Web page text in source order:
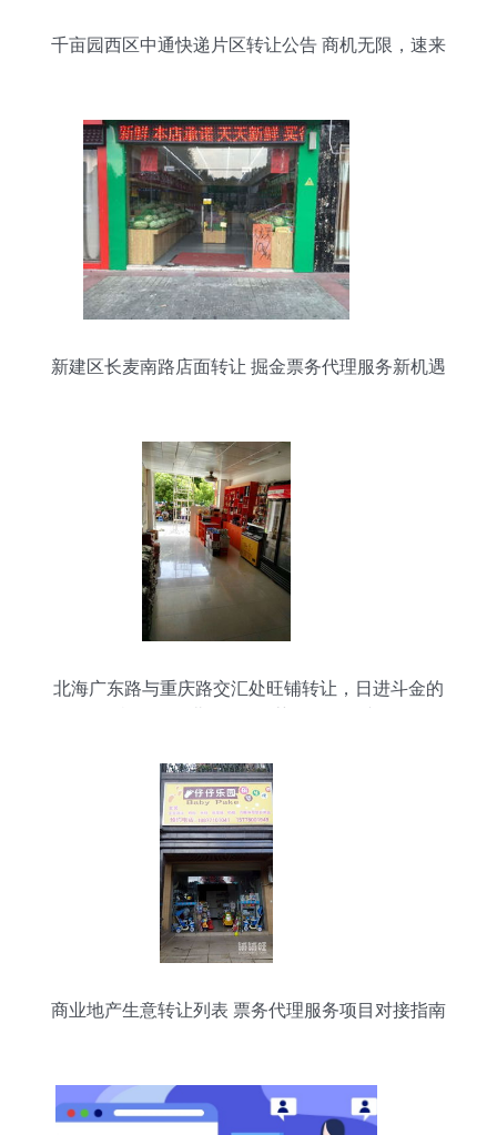
千亩园西区中通快递片区转让公告 商机无限，速来
新建区长麦南路店面转让 掘金票务代理服务新机遇
北海广东路与重庆路交汇处旺铺转让，日进斗金的
商业地产生意转让列表 票务代理服务项目对接指南